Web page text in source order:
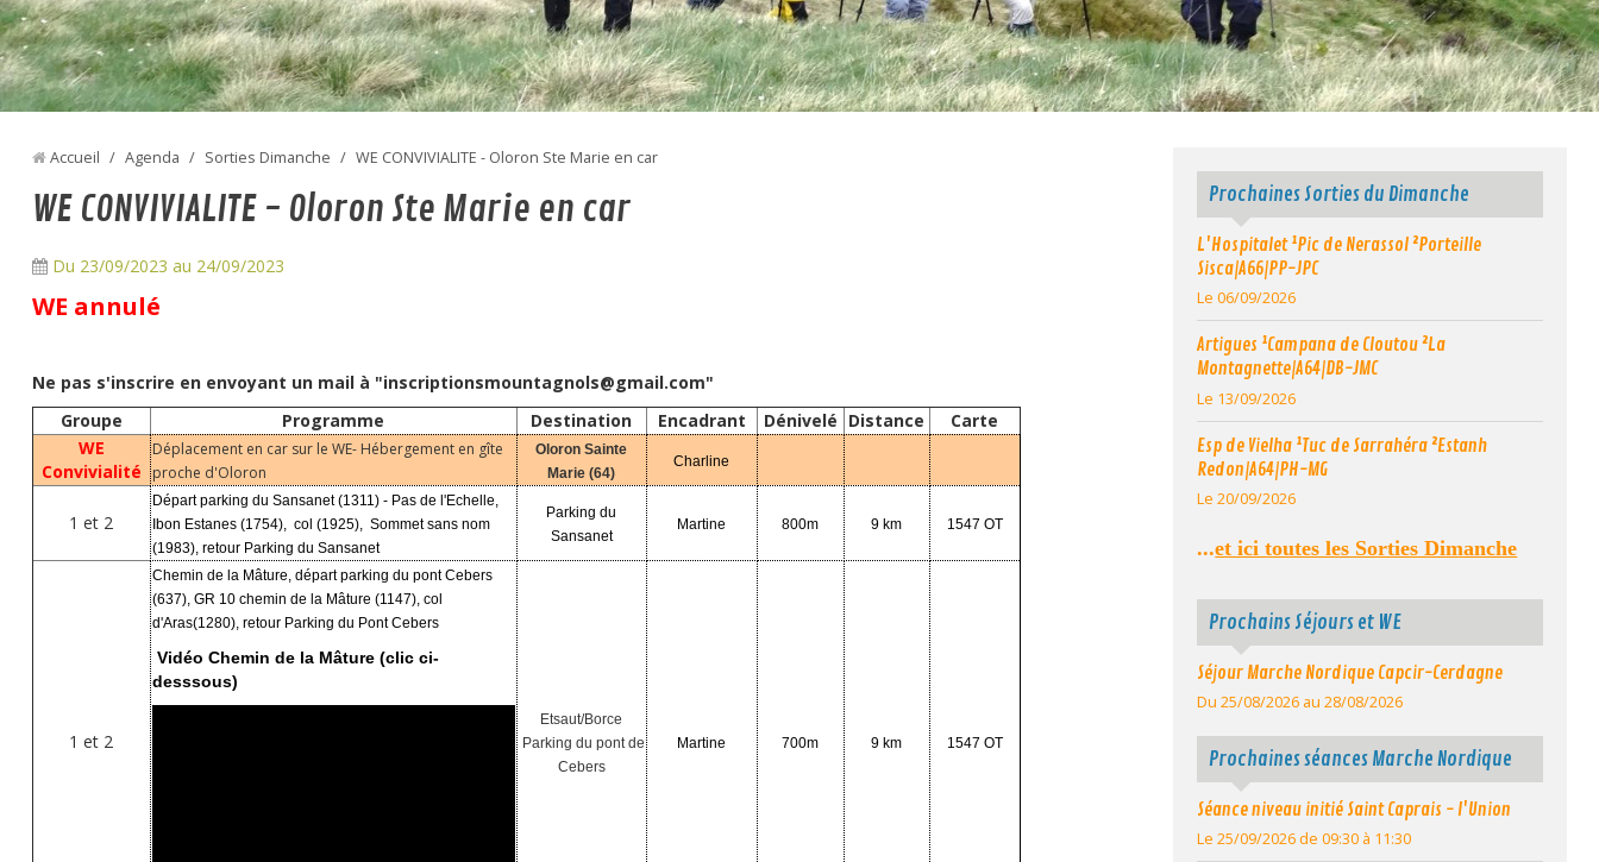
Accueil / Agenda / Sorties Dimanche / WE CONVIVIALITE - Oloron Ste Marie en car
WE CONVIVIALITE - Oloron Ste Marie en car
Du 23/09/2023 au 24/09/2023
WE annulé
Ne pas s'inscrire en envoyant un mail à "inscriptionsmountagnols@gmail.com"
Groupe
Programme Destination Encadrant Dénivelé Distance
Carte
WE
Convivialité
Déplacement en car sur le WE- Hébergement en gîte
proche d'Oloron
Oloron Sainte
Marie (64)
Charline
1 et 2
Départ parking du Sansanet (1311) - Pas de l'Echelle,
Ibon Estanes (1754), col (1925), Sommet sans nom
(1983), retour Parking du Sansanet
Parking du
Sansanet
Martine 800m 9 km 1547 OT
1 et 2
Chemin de la Mâture, départ parking du pont Cebers
(637), GR 10 chemin de la Mâture (1147), col
d'Aras(1280), retour Parking du Pont Cebers
Vidéo Chemin de la Mâture (clic ci-
desssous)
Etsaut/Borce
Parking du pont de
Cebers
Martine 700m 9 km 1547 OT
Prochaines Sorties du Dimanche
L'Hospitalet ¹Pic de Nerassol ²Porteille
Sisca|A66|PP-JPC
Le 06/09/2026
Artigues ¹Campana de Cloutou ²La
Montagnette|A64|DB-JMC
Le 13/09/2026
Esp de Vielha ¹Tuc de Sarrahéra ²Estanh
Redon|A64|PH-MG
Le 20/09/2026
...et ici toutes les Sorties Dimanche
Prochains Séjours et WE
Séjour Marche Nordique Capcir-Cerdagne
Du 25/08/2026 au 28/08/2026
Prochaines séances Marche Nordique
Séance niveau initié Saint Caprais - l'Union
Le 25/09/2026 de 09:30 à 11:30